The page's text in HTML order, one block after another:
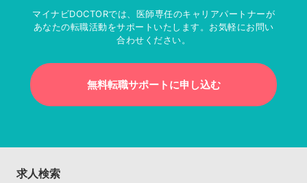
マイナビDOCTORでは、医師専任のキャリアパートナーが
あなたの転職活動をサポートいたします。お気軽にお問い
合わせください。
無料転職サポートに申し込む
求人検索